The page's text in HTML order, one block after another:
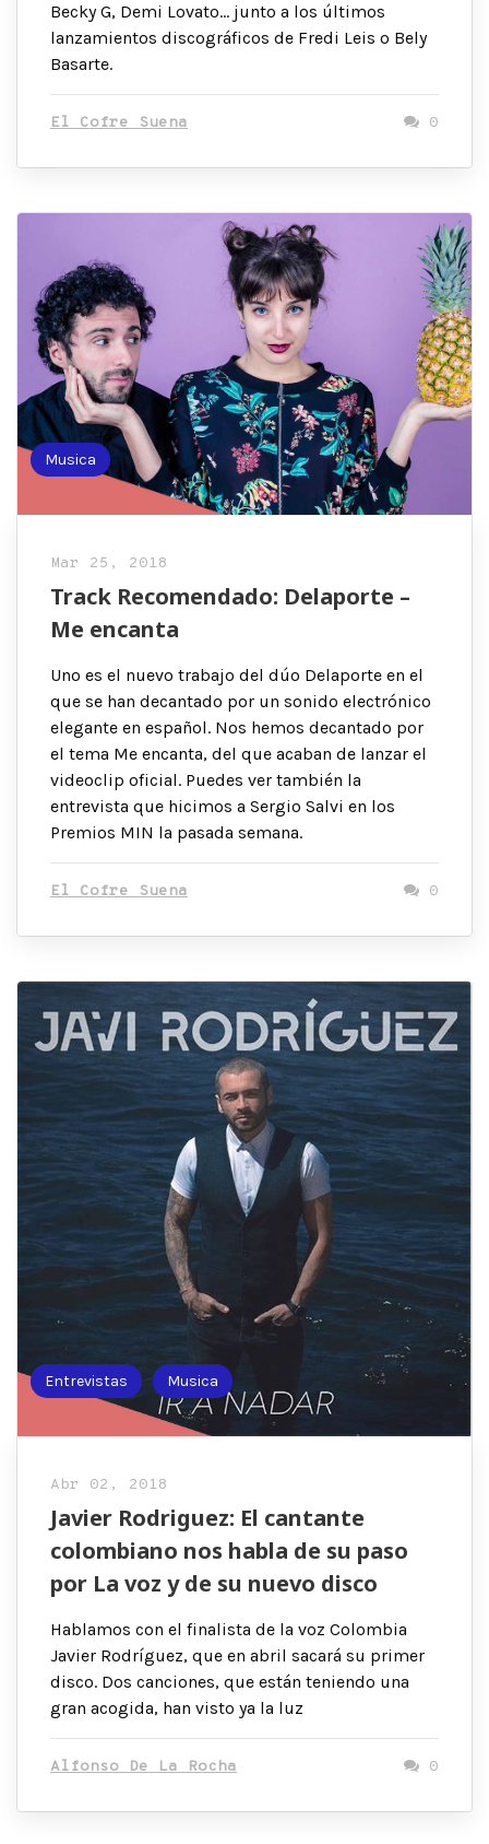
Becky G, Demi Lovato… junto a los últimos
lanzamientos discográficos de Fredi Leis o Bely
Basarte.
El Cofre Suena 0
Musica
Mar 25, 2018
Track Recomendado: Delaporte –
Me encanta
Uno es el nuevo trabajo del dúo Delaporte en el
que se han decantado por un sonido electrónico
elegante en español. Nos hemos decantado por
el tema Me encanta, del que acaban de lanzar el
videoclip oficial. Puedes ver también la
entrevista que hicimos a Sergio Salvi en los
Premios MIN la pasada semana.
El Cofre Suena 0
Entrevistas Musica
Abr 02, 2018
Javier Rodriguez: El cantante
colombiano nos habla de su paso
por La voz y de su nuevo disco
Hablamos con el finalista de la voz Colombia
Javier Rodríguez, que en abril sacará su primer
disco. Dos canciones, que están teniendo una
gran acogida, han visto ya la luz
Alfonso De La Rocha 0